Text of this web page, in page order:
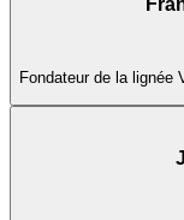
Fondateur de la lignée